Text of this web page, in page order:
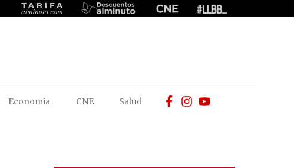
Economia CNE Salud